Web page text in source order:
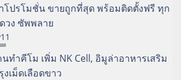
โปรโมชั่น ขายถูกที่สุด พร้อมติดตั้งฟรี ทุก
ง ซัพพลาย
ทำคีโม เพิ่ม NK Cell, อิมูล่าอาหารเสริม
เม็ดเลือดขาว